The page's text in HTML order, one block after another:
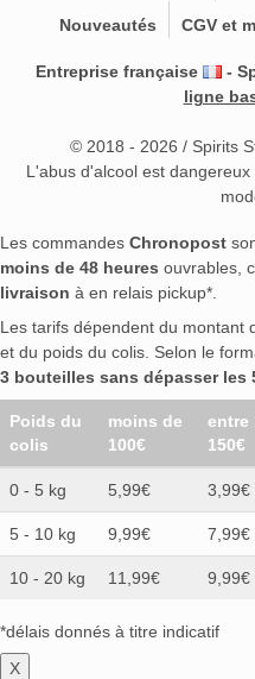
Nouveautés
CGV et
Entreprise française -
ligne
© 2018 - 2026 / Spirits
L'abus d'alcool est
Les commandes Chronopost
moins de 48 heures ouvrables,
livraison à en relais pickup*.
Les tarifs dépendent du montant
et du poids du colis. Selon le
3 bouteilles sans dépasser les
Poids du
colis
moins de
100€
entre
150€
0 - 5 kg 5,99€ 3,99€
5 - 10 kg 9,99€ 7,99€
10 - 20 kg 11,99€ 9,99€
*délais donnés à titre indicatif
X